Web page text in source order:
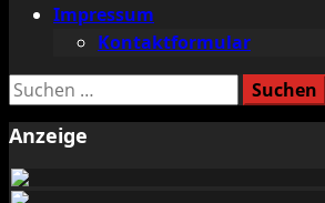
Impressum
Kontaktformular
Suchen
Anzeige